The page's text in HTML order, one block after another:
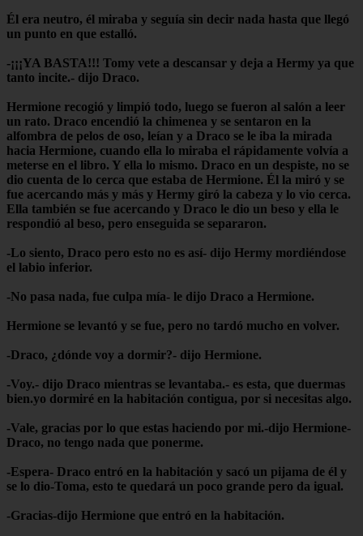
Él era neutro, él miraba y seguía sin decir nada hasta que llegó
un punto en que estalló.
-¡¡¡YA BASTA!!! Tomy vete a descansar y deja a Hermy ya que
tanto incite.- dijo Draco.
Hermione recogió y limpió todo, luego se fueron al salón a leer
un rato. Draco encendió la chimenea y se sentaron en la
alfombra de pelos de oso, leían y a Draco se le iba la mirada
hacia Hermione, cuando ella lo miraba el rápidamente volvía a
meterse en el libro. Y ella lo mismo. Draco en un despiste, no se
dio cuenta de lo cerca que estaba de Hermione. Él la miró y se
fue acercando más y más y Hermy giró la cabeza y lo vio cerca.
Ella también se fue acercando y Draco le dio un beso y ella le
respondió al beso, pero enseguida se separaron.
-Lo siento, Draco pero esto no es así- dijo Hermy mordiéndose
el labio inferior.
-No pasa nada, fue culpa mía- le dijo Draco a Hermione.
Hermione se levantó y se fue, pero no tardó mucho en volver.
-Draco, ¿dónde voy a dormir?- dijo Hermione.
-Voy.- dijo Draco mientras se levantaba.- es esta, que duermas
bien.yo dormiré en la habitación contigua, por si necesitas algo.
-Vale, gracias por lo que estas haciendo por mi.-dijo Hermione-
Draco, no tengo nada que ponerme.
-Espera- Draco entró en la habitación y sacó un pijama de él y
se lo dio-Toma, esto te quedará un poco grande pero da igual.
-Gracias-dijo Hermione que entró en la habitación.